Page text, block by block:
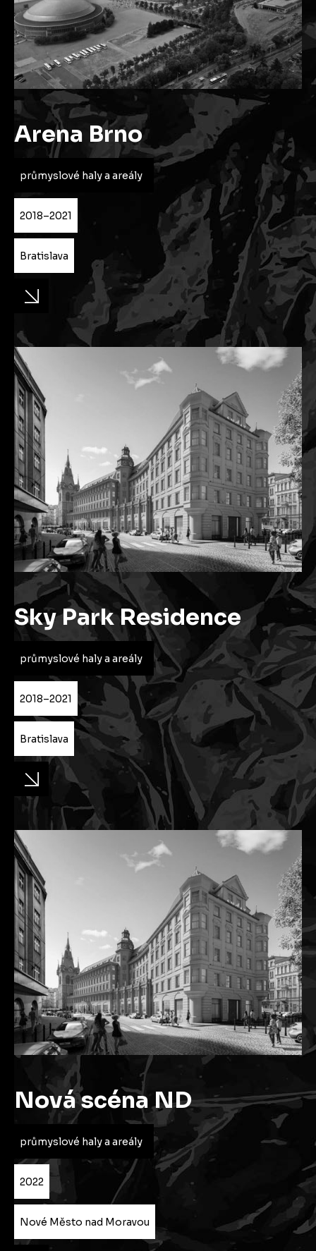
Arena Brno
průmyslové haly a areály
2018–2021
Bratislava
Sky Park Residence
průmyslové haly a areály
2018–2021
Bratislava
Nová scéna ND
průmyslové haly a areály
2022
Nové Město nad Moravou